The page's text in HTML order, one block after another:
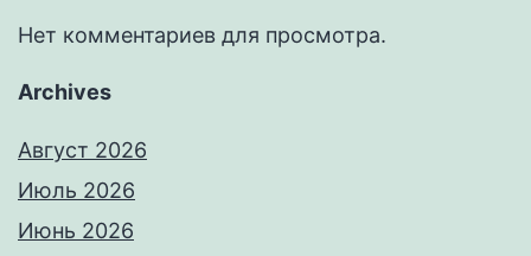
Нет комментариев для просмотра.
Archives
Август 2026
Июль 2026
Июнь 2026